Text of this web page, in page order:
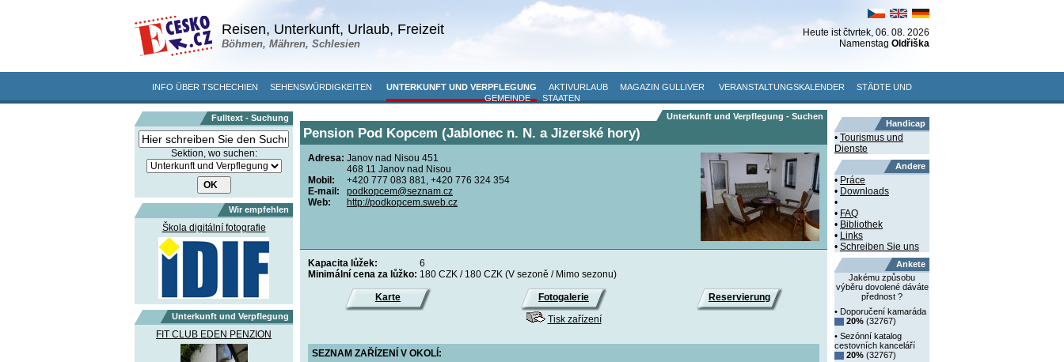
Reisen, Unterkunft, Urlaub, Freizeit
Böhmen, Mähren, Schlesien
Heute istčtvrtek, 06. 08. 2026
Namenstag Oldřiška
INFO ÜBER TSCHECHIEN SEHENSWÜRDIGKEITEN UNTERKUNFT UND VERPFLEGUNG AKTIVURLAUB MAGAZIN GULLIVER VERANSTALTUNGSKALENDER
STÄDTE UND
GEMEINDE
STAATEN
Fulltext - Suchung
Sektion, wo suchen:
Wir empfehlen
Škola digitální fotografie
Unterkunft und Verpflegung
FIT CLUB EDEN PENZION
Unterkunft und Verpflegung - Suchen
Pension Pod Kopcem (Jablonec n. N. a Jizerské hory)
Adresa: Janov nad Nisou 451
468 11 Janov nad Nisou
Mobil:
+420 777 083 881, +420 776 324 354
E-mail:
podkopcem@seznam.cz
Web:
http://podkopcem.sweb.cz
Kapacita lůžek:
6
Minimální cena za lůžko: 180 CZK / 180 CZK (V sezoně / Mimo sezonu)
Karte Fotogalerie
Reservierung
Tisk zařízení
SEZNAM ZAŘÍZENÍ V OKOLÍ:
Handicap
• Tourismus und
Dienste
Andere
• Práce
• Downloads
•
• FAQ
• Bibliothek
• Links
• Schreiben Sie uns
Ankete
Jakému způsobu
výběru dovolené dáváte
přednost ?
• Doporučení kamaráda
20% (32767)
• Sezónní katalog
cestovních kanceláří
20% (32767)